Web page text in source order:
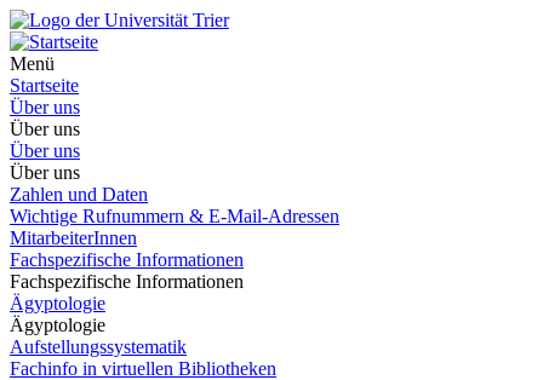
Menü
Startseite
Über uns
Über uns
Über uns
Über uns
Zahlen und Daten
Wichtige Rufnummern & E-Mail-Adressen
MitarbeiterInnen
Fachspezifische Informationen
Fachspezifische Informationen
Ägyptologie
Ägyptologie
Aufstellungssystematik
Fachinfo in virtuellen Bibliotheken